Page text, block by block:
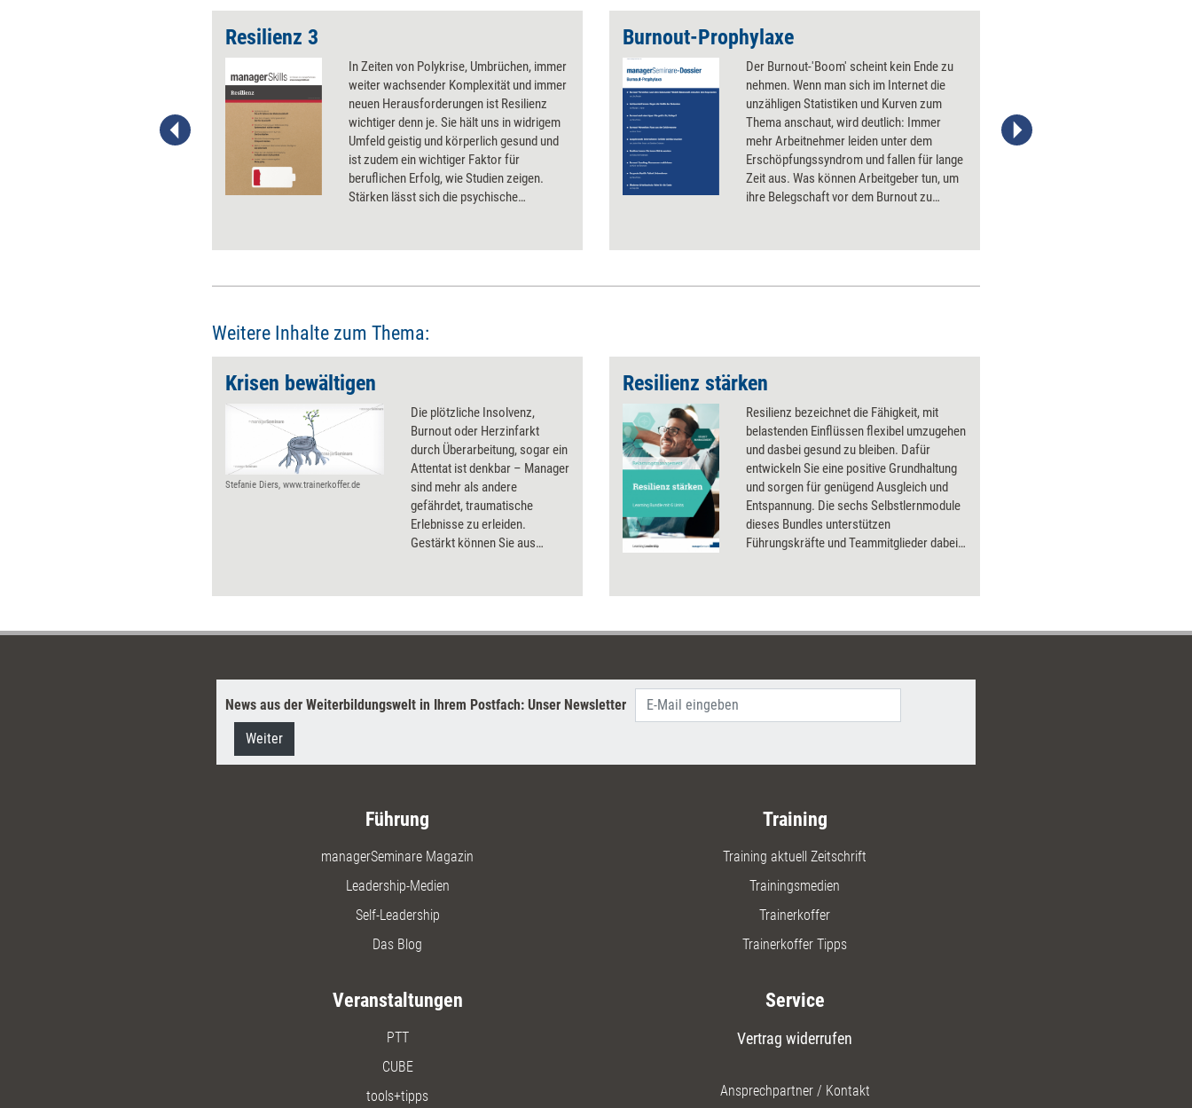
Sand stecken und auf bessere
Gerade für Führungskräfte
Resilienz 3
In Zeiten von Polykrise, Umbrüchen, immer
weiter wachsender Komplexität und immer
neuen Herausforderungen ist Resilienz
wichtiger denn je. Sie hält uns in widrigem
Umfeld geistig und körperlich gesund und
ist zudem ein wichtiger Faktor für
beruflichen Erfolg, wie Studien zeigen.
Stärken lässt sich die psychische
Eigenregie oder gemeinsam im Team.
dafür nutzen lassen.
Burnout-Prophylaxe
Der Burnout-'Boom' scheint kein Ende zu
nehmen. Wenn man sich im Internet die
unzähligen Statistiken und Kurven zum
Thema anschaut, wird deutlich: Immer
mehr Arbeitnehmer leiden unter dem
Erschöpfungssyndrom und fallen für lange
Zeit aus. Was können Arbeitgeber tun, um
ihre Belegschaft vor dem Burnout zu
Themendossier sucht nach Antworten und
Weitere Inhalte zum Thema:
Krisen bewältigen
Stefanie Diers, www.trainerkoffer.de
Die plötzliche Insolvenz,
Burnout oder Herzinfarkt
durch Überarbeitung, sogar ein
Attentat ist denkbar – Manager
sind mehr als andere
gefährdet, traumatische
Erlebnisse zu erleiden.
Gestärkt können Sie aus
orientieren. Abgekürzt
Resilienz stärken
Resilienz bezeichnet die Fähigkeit, mit
belastenden Einflüssen flexibel umzugehen
und dasbei gesund zu bleiben. Dafür
entwickeln Sie eine positive Grundhaltung
und sorgen für genügend Ausgleich und
Entspannung. Die sechs Selbstlernmodule
dieses Bundles unterstützen
Führungskräfte und Teammitglieder dabei,
News aus der Weiterbildungswelt in Ihrem Postfach: Unser Newsletter
Weiter
Führung
managerSeminare Magazin
Leadership-Medien
Self-Leadership
Das Blog
Training
Training aktuell Zeitschrift
Trainingsmedien
Trainerkoffer
Trainerkoffer Tipps
Veranstaltungen
PTT
CUBE
tools+tipps
Service
Vertrag widerrufen
Ansprechpartner / Kontakt